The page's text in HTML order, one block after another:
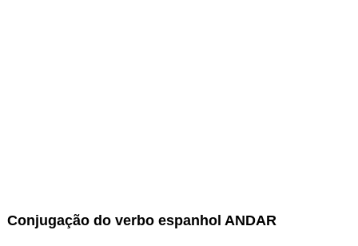
Conjugação do verbo espanhol ANDAR